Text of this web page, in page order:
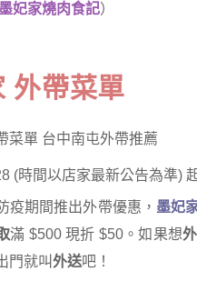
墨妃家燒肉食記）
外帶菜單
(時間以店家最新公告為準)
疫期間推出外帶優惠， 墨妃
滿 $500 現折 $50。如果想
門就叫外送吧！